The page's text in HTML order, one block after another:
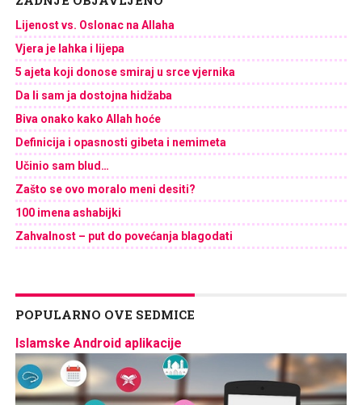
Lijenost vs. Oslonac na Allaha
Vjera je lahka i lijepa
5 ajeta koji donose smiraj u srce vjernika
Da li sam ja dostojna hidžaba
Biva onako kako Allah hoće
Definicija i opasnosti gibeta i nemimeta
Učinio sam blud…
Zašto se ovo moralo meni desiti?
100 imena ashabijki
Zahvalnost – put do povećanja blagodati
POPULARNO OVE SEDMICE
Islamske Android aplikacije